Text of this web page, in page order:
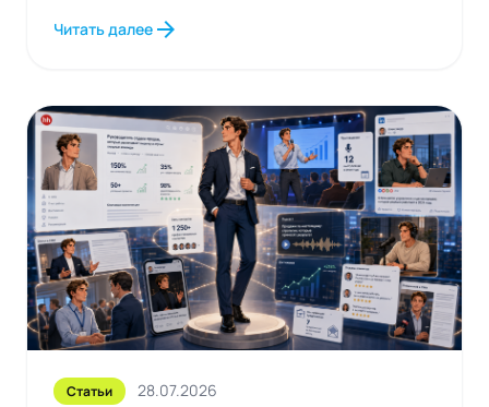
Читать далее arrow_forward
Статьи 28.07.2026